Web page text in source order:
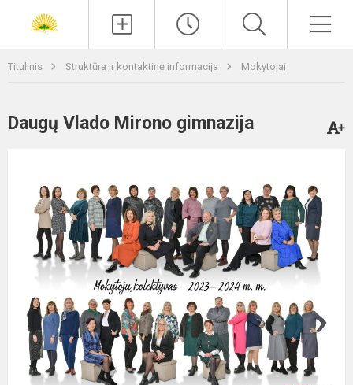
Titulinis Struktūra ir kontaktinė informacija Mokytojai
Daugų Vlado Mirono gimnazija